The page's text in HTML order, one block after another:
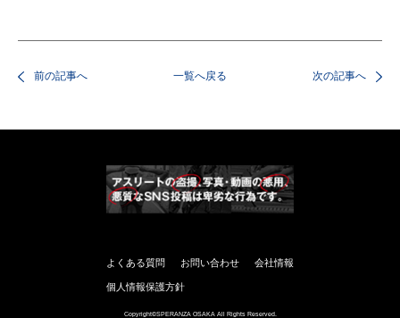
前の記事へ 一覧へ戻る 次の記事へ
よくある質問 お問い合わせ 会社情報
個人情報保護方針
Copyright©SPERANZA OSAKA All Rights Reserved.